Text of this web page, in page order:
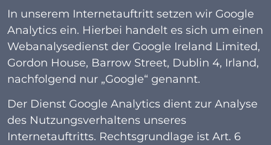
In unserem Internetauftritt setzen wir Google
Analytics ein. Hierbei handelt es sich um einen
Webanalysedienst der Google Ireland Limited,
Gordon House, Barrow Street, Dublin 4, Irland,
nachfolgend nur „Google“ genannt.
Der Dienst Google Analytics dient zur Analyse
des Nutzungsverhaltens unseres
Internetauftritts. Rechtsgrundlage ist Art. 6